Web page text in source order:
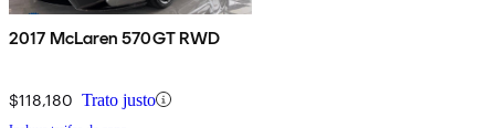
2017 McLaren 570GT RWD
$118,180 Trato justo